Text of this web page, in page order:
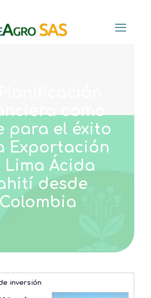
como
para el éxito
Exportación
Lima Ácida
desde
Colombia
inversión